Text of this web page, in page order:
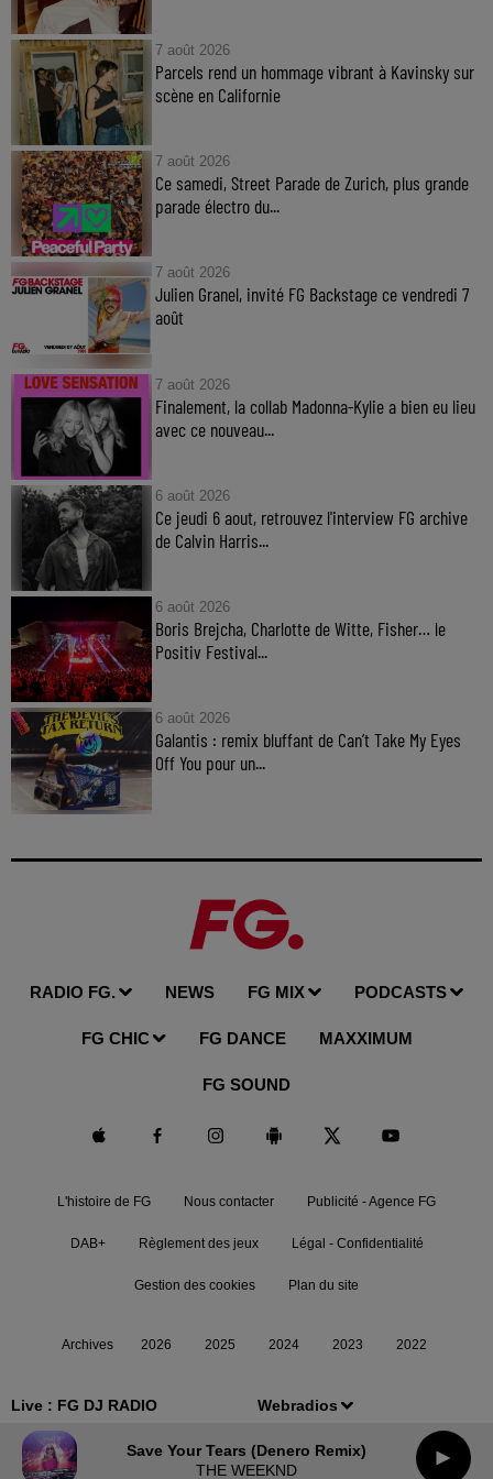
Live : FG DJ RADIO Webradios
Save Your Tears (denero Remix)
THE WEEKND
7 août 2026
Parcels rend un hommage vibrant à Kavinsky sur
scène en Californie
7 août 2026
Ce samedi, Street Parade de Zurich, plus grande
parade électro du...
7 août 2026
Julien Granel, invité FG Backstage ce vendredi 7
août
7 août 2026
Finalement, la collab Madonna-Kylie a bien eu lieu
avec ce nouveau...
6 août 2026
Ce jeudi 6 aout, retrouvez l'interview FG archive
de Calvin Harris...
6 août 2026
Boris Brejcha, Charlotte de Witte, Fisher… le
Positiv Festival...
6 août 2026
Galantis : remix bluffant de Can’t Take My Eyes
Off You pour un...
RADIO FG. NEWS FG MIX PODCASTS
FG CHIC FG DANCE MAXXIMUM
FG SOUND
L'histoire de FG Nous contacter Publicité - Agence FG
DAB+ Règlement des jeux Légal - Confidentialité
Gestion des cookies Plan du site
Archives 2026 2025 2024 2023 2022